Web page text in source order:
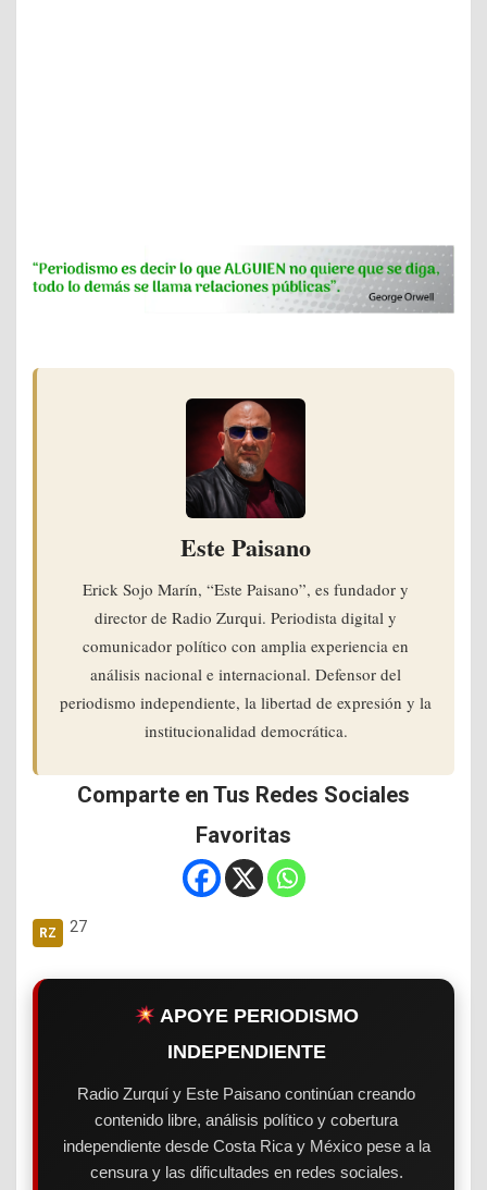
Este Paisano
Erick Sojo Marín, “Este Paisano”, es fundador y
director de Radio Zurqui. Periodista digital y
comunicador político con amplia experiencia en
análisis nacional e internacional. Defensor del
periodismo independiente, la libertad de expresión y la
institucionalidad democrática.
Comparte en Tus Redes Sociales
Favoritas
27
APOYE PERIODISMO
INDEPENDIENTE
Radio Zurquí y Este Paisano continúan creando
contenido libre, análisis político y cobertura
independiente desde Costa Rica y México pese a la
censura y las dificultades en redes sociales.